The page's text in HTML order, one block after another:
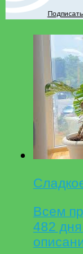
Всем
482